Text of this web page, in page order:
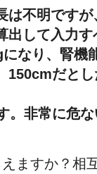
は不明です
出して入力
なり、腎機
150cmだと
。非常に危
ますか？相